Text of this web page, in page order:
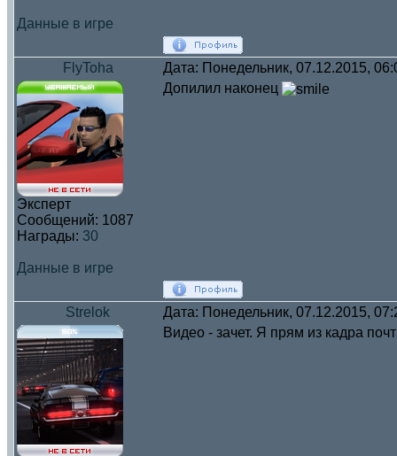
Данные в игре
FlyToha Дата: Понедельник, 07.12.2015,
Эксперт
Сообщений: 1087
Награды: 30
Данные в игре
Допилил наконец
Strelok Дата: Понедельник, 07.12.2015,
Видео - зачет. Я прям из кадра